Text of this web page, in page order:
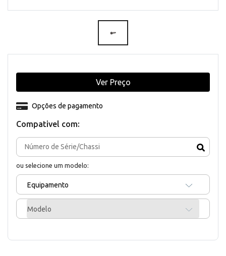
Compativel com:
ou selecione um modelo:
Equipamento
Modelo
Opções de pagamento
Ver Preço